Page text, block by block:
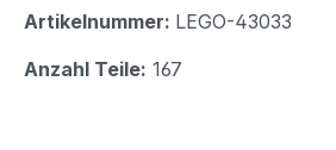
Artikelnummer: LEGO-43033
Anzahl Teile: 167